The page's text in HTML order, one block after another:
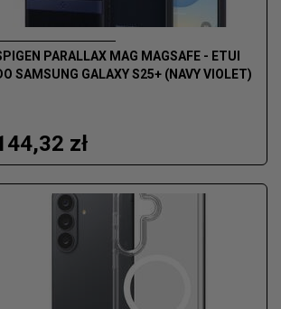
PARALLAX MAG MAGSAFE - ETUI
SAMSUNG GALAXY S25+ (NAVY VIOLET)
zł